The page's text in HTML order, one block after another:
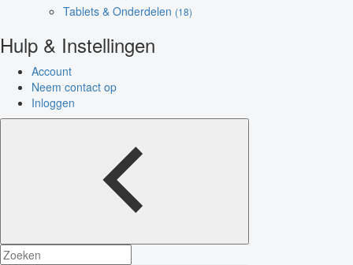
Tablets & Onderdelen (18)
Hulp & Instellingen
Account
Neem contact op
Inloggen